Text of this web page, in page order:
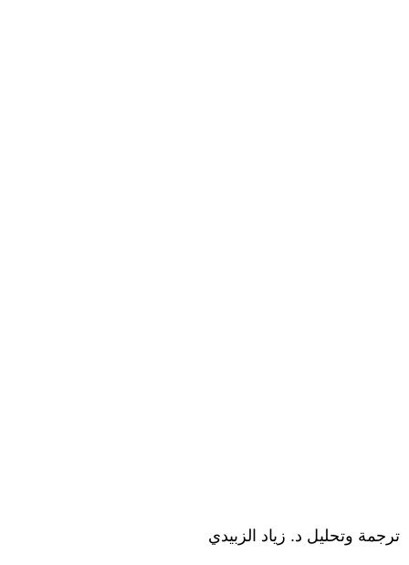
ترجمة وتحليل د. زياد الزبيدي